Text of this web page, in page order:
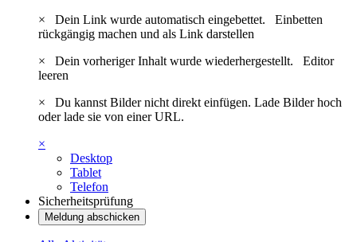
×
Dein Link wurde automatisch eingebettet. Einbetten
rückgängig machen und als Link darstellen
×
Dein vorheriger Inhalt wurde wiederhergestellt. Editor
leeren
×
Du kannst Bilder nicht direkt einfügen. Lade Bilder hoch
oder lade sie von einer URL.
×
Desktop
Tablet
Telefon
Sicherheitsprüfung
Meldung abschicken